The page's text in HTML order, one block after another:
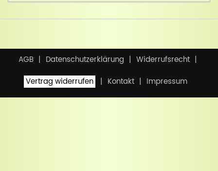
AGB Datenschutzerklärung
Widerrufsrecht
Vertrag widerrufen
Kontakt Impressum